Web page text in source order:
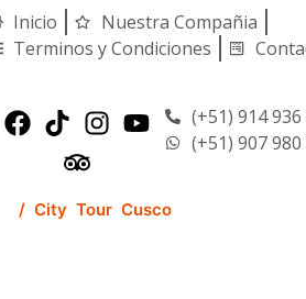
Inicio
Nuestra Compañia
Terminos y Condiciones
(+51) 914 936
(+51) 907 980
/ City Tour Cusco